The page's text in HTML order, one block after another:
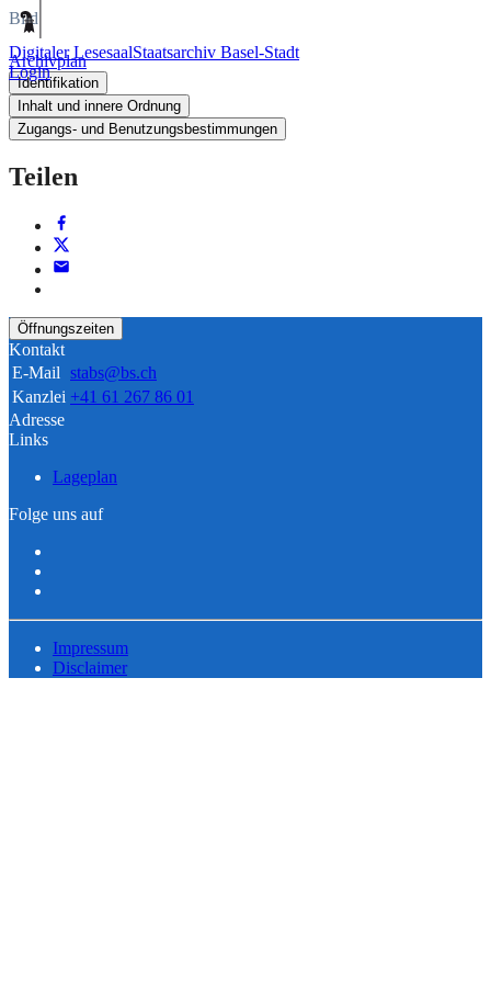
Digitaler LesesaalStaatsarchiv Basel-Stadt
Login
Bild
Archivplan
Identifikation
Inhalt und innere Ordnung
Zugangs- und Benutzungsbestimmungen
Teilen
Öffnungszeiten
Kontakt
E-Mail stabs@bs.ch
Kanzlei +41 61 267 86 01
Adresse
Links
Lageplan
Folge uns auf
Impressum
Disclaimer